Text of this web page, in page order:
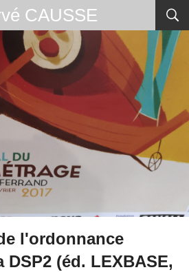
CAUSSE
l'ordonnance
(éd. LEXBASE,